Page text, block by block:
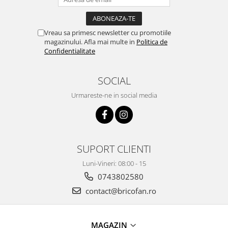
Pentru Casa si Camping
Aragaze, plite, piese butelii de
Accesorii aragaze & butelii
Pirostrii si accesorii pentru gatit
Lanterne
Lumina de crestere pentru plante
Vreau sa primesc newsletter cu promotiile
magazinului. Afla mai multe in Politica de
Confidentialitate
SOCIAL
Urmareste-ne in social media
SUPORT CLIENTI
Luni-Vineri: 08:00 - 15
0743802580
contact@bricofan.ro
MAGAZIN